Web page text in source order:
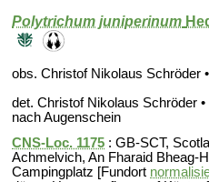
Polytrichum juniperinum
obs. Christof Nikolaus Schröder
det. Christof Nikolaus Schröder •
nach Augenschein
CNS-Loc. 1175 : GB-SCT,
Achmelvich, An Fharaid Bheag-
Campingplatz [Fundort